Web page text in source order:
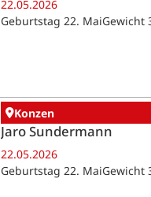
22.05.2026
Geburtstag 22.
Konzen
Jaro Sundermann
22.05.2026
Geburtstag 22. MaiGewicht